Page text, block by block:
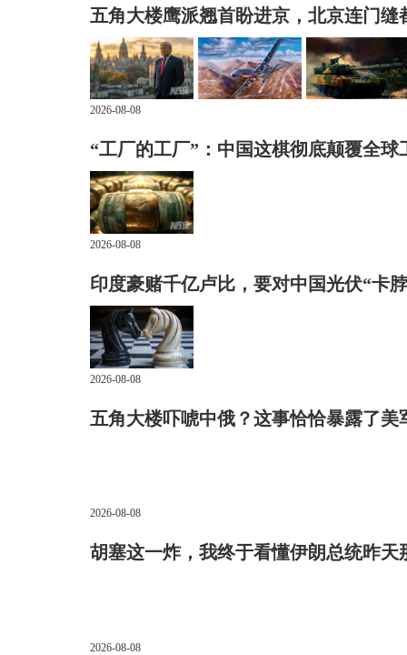
五角大楼鹰派翘首盼进京，北京连门缝
2026-08-08
“工厂的工厂”：中国这棋彻底颠覆全球
2026-08-08
印度豪赌千亿卢比，要对中国光伏“卡
2026-08-08
五角大楼吓唬中俄？这事恰恰暴露了美
2026-08-08
胡塞这一炸，我终于看懂伊朗总统昨天
2026-08-08